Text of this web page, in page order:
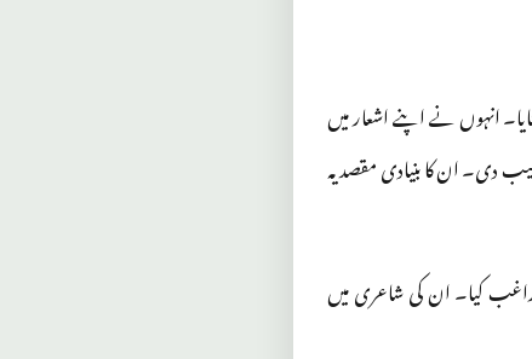
انہوں نے اپنے اشعار میں
دی۔ ان کا بنیادی مقصد یہ
کیا۔ ان کی شاعری میں